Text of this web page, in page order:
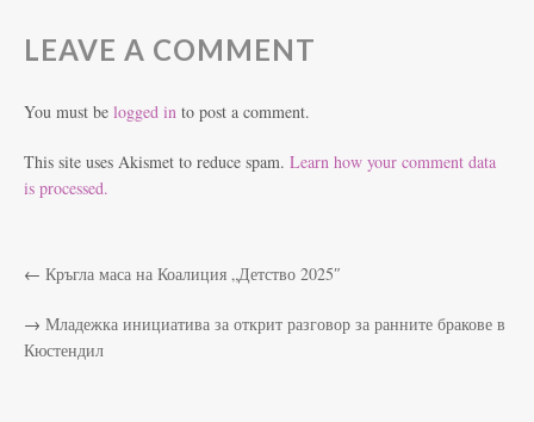
LEAVE A COMMENT
You must be logged in to post a comment.
This site uses Akismet to reduce spam. Learn how your comment data
is processed.
← Кръгла маса на Коалиция „Детство 2025″
→ Младежка инициатива за открит разговор за ранните бракове в
Кюстендил